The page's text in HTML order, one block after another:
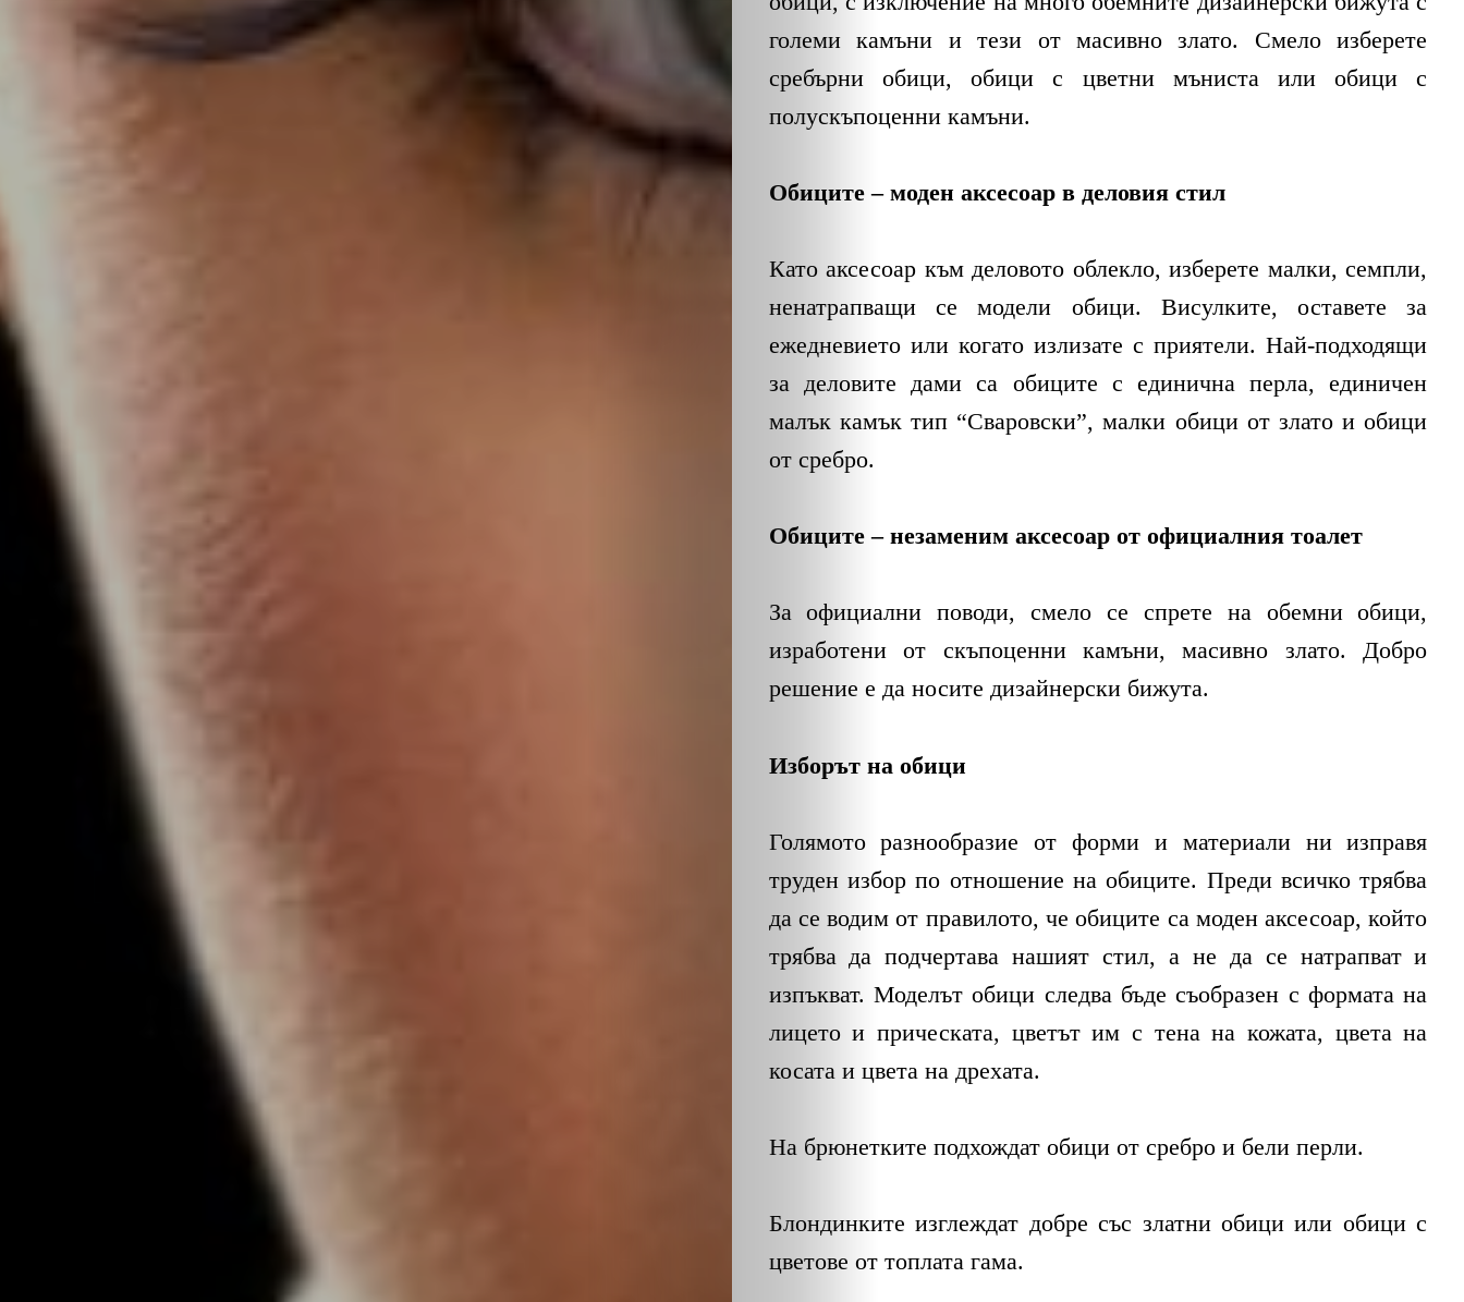
големи камъни и тези от масивно злато. Смело изберете
сребърни обици, обици с цветни мъниста или обици с
полускъпоценни камъни.
Обиците – моден аксесоар в деловия стил
Като аксесоар към деловото облекло, изберете малки, семпли,
ненатрапващи се модели обици. Висулките, оставете за
ежедневието или когато излизате с приятели. Най-подходящи
за деловите дами са обиците с единична перла, единичен
малък камък тип “Сваровски”, малки обици от злато и обици
от сребро.
Обиците – незаменим аксесоар от официалния тоалет
За официални поводи, смело се спрете на обемни обици,
изработени от скъпоценни камъни, масивно злато. Добро
решение е да носите дизайнерски бижута.
Изборът на обици
Голямото разнообразие от форми и материали ни изправя
труден избор по отношение на обиците. Преди всичко трябва
да се водим от правилото, че обиците са моден аксесоар, който
трябва да подчертава нашият стил, а не да се натрапват и
изпъкват. Моделът обици следва бъде съобразен с формата на
лицето и прическата, цветът им с тена на кожата, цвета на
косата и цвета на дрехата.
На брюнетките подхождат обици от сребро и бели перли.
Блондинките изглеждат добре със златни обици или обици с
цветове от топлата гама.